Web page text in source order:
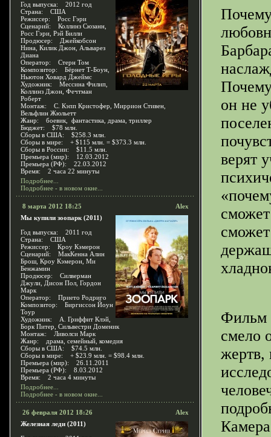
Год выпуска: 2012 год
Страна: США
Режиссер: Росс Гэри
Сценарий: Коллинз Сюзанн,
Росс Гэри, Рэй Билли
Продюсер: Джейкобсон
Нина, Килик Джон, Альварез
Диана
Оператор: Стерн Том
Композитор: Бёрнет Т-Боун,
Ньютон Ховард Джеймс
Художник: Мессина Филип,
Коллинз Джон, Фечтман
Роберт
Монтаж: С. Кэпп Кристофер, Миррион Стивен,
Вельфлин Жюльетт
Жанр: боевик, фантастика, драма, триллер
Бюджет: $78 млн.
Сборы в США: $258.3 млн.
Сборы в мире: + $115 млн. = $373.3 млн.
Сборы в России: $11.5 млн.
Премьера (мир): 12.03.2012
Премьера (РФ): 22.03.2012
Время: 2 часа 22 минуты
Подробнее...
Подробнее - в новом окне...
8 марта 2012 18:25
Alex
Мы купили зоопарк (2011)
Год выпуска: 2011 год
Страна: США
Режиссер: Кроу Кэмерон
Сценарий: МакКенна Алин
Брош, Кроу Кэмерон, Ми
Бенжамин
Продюсер: Силверман
Джули, Дисон Пол, Гордон
Марк
Оператор: Прието Родриго
Композитор: Биргиссон Йоун
Тоур
Художник: А. Гриффит Клэй,
Борк Питер, Сильвестри Доменик
Монтаж: Ливолси Марк
Жанр: драма, семейный, комедия
Сборы в США: $74.5 млн.
Сборы в мире: + $23.9 млн. = $98.4 млн.
Премьера (мир): 26.11.2011
Премьера (РФ): 8.03.2012
Время: 2 часа 4 минуты
Подробнее...
Подробнее - в новом окне...
26 февраля 2012 18:26
Alex
Железная леди (2011)
он не
верят
Фильм
смело
жертв,